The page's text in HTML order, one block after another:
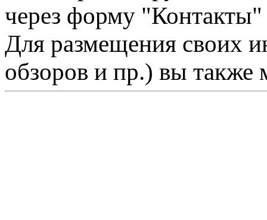
через форму "Контакты"
Для размещения своих
обзоров и пр.) вы также